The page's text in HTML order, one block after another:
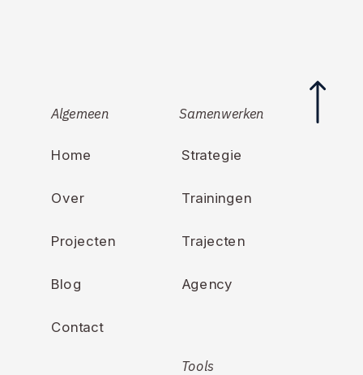
Home
Over
Strategie
Projecten
Contact
Blog
Trainingen
Trajecten
Agency
Samenwerken
Algemeen
Tools